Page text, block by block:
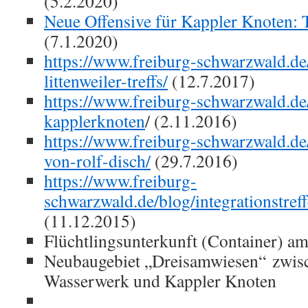
Neue Offensive für Kappler Knoten:
(7.1.2020)
https://www.freiburg-
littenweiler-treffs/(12.7.2017)
https://www.freiburg-
kapplerknoten/ (2.11.2016)
https://www.freiburg-
von-rolf-disch/(29.7.2016)
https://www.freiburg-
schwarzwald.de/blog/
(11.12.2015)
Flüchtlingsunterkunft (Container)
Neubaugebiet „Dreisamwiesen“
Wasserwerk und Kappler Knoten